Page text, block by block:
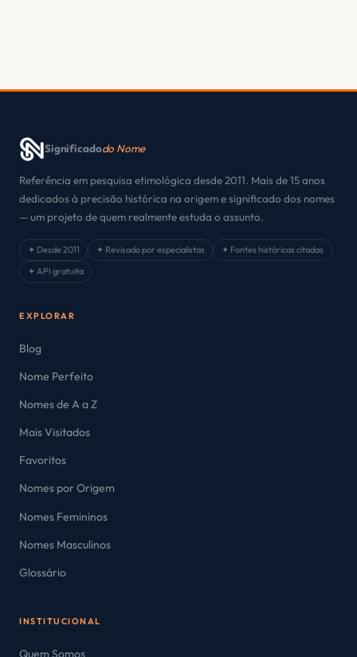
Significadodo Nome
Referência em pesquisa etimológica desde 2011. Mais de 15 anos
dedicados à precisão histórica na origem e significado dos nomes
— um projeto de quem realmente estuda o assunto.
✦ Desde 2011 ✦ Revisado por especialistas
✦ Fontes históricas citadas
✦ API gratuita
EXPLORAR
Blog
Nome Perfeito
Nomes de A a Z
Mais Visitados
Favoritos
Nomes por Origem
Nomes Femininos
Nomes Masculinos
Glossário
INSTITUCIONAL
Quem Somos